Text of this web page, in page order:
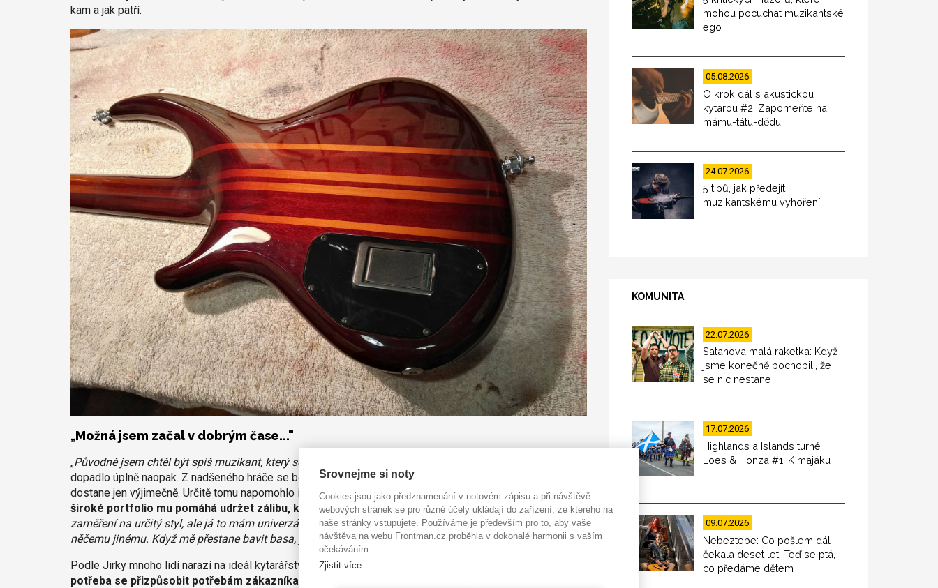
kam a jak patří.
„Možná jsem začal v dobrým čase..."
„Původně jsem chtěl být spíš muzikant, který sem tam postaví kytaru,
dopadlo úplně naopak. Z nadšeného hráče se během několika let stal vyhledávaný kytarář, který se ke hraní
dostane jen výjimečně. Určitě tomu napomohlo i to, že Jirka se nikdy nebál výzev. Naopak, jak sám říká,
široké portfolio mu pomáhá udržet zálibu, kterou ve svém řemeslu našel: „Jsou kolegové, kteří jsou
zaměření na určitý styl, ale já to mám univerzální. I z toho důvodu, že když mě něco přestane bavit, jdu k
něčemu jinému. Když mě přestane bavit basa, jdu třeba k akustice.“
Podle Jirky mnoho lidí narazí na ideál kytarářství coby klidné, voňavé práce. Pravda je však taková, že
potřeba se přizpůsobit potřebám zákazníka
mohou pocuchat muzikantské
ego
05.08.2026
O krok dál s akustickou
kytarou #2: Zapomeňte na
mámu-tátu-dědu
24.07.2026
5 tipů, jak předejít
muzikantskému vyhoření
KOMUNITA
22.07.2026
Satanova malá raketka: Když
jsme konečně pochopili, že
se nic nestane
17.07.2026
Highlands a Islands turné
Loes & Honza #1: K majáku
09.07.2026
Nebeztebe: Co pošlem dál
čekala deset let. Teď se ptá,
co předáme dětem
Srovnejme si noty
Cookies jsou jako předznamenání v notovém zápisu a při návštěvě
webových stránek se pro různé účely ukládají do zařízení, ze kterého na
naše stránky vstupujete. Používáme je především pro to, aby vaše
návštěva na webu Frontman.cz proběhla v dokonalé harmonii s vaším
očekáváním.
Zjistit více